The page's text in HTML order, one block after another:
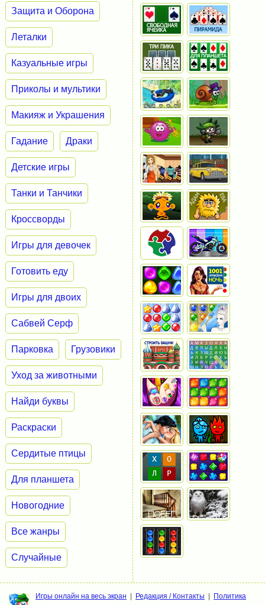
Защита и Оборона
Леталки
Казуальные игры
Приколы и мультики
Макияж и Украшения
Гадание Драки
Детские игры
Танки и Танчики
Кроссворды
Игры для девочек
Готовить еду
Игры для двоих
Сабвей Серф
Парковка Грузовики
Уход за животными
Найди буквы
Раскраски
Сердитые птицы
Для планшета
Новогодние
Все жанры
Случайные
Игры онлайн на весь экран | Редакция / Контакты | Политика